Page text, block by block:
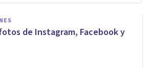
de Instagram, Facebook y
frases de Elon